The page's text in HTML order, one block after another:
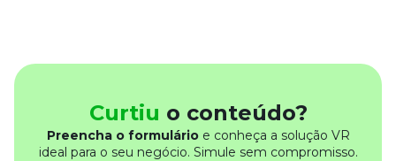
Curtiu o conteúdo?
Preencha o formulárioe conheça a solução VR
ideal para o seu negócio. Simule sem compromisso.